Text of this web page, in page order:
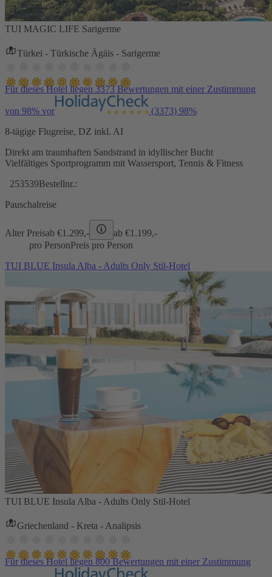
TUI MAGIC LIFE Sarigerme
Türkei - Türkische Ägäis - Sarigerme
Für dieses Hotel liegen 3373 Bewertungen mit einer Zustimmung
von 98% vor (3373) 98%
8-tägige Flugreise, DZ inkl. AI
Direkt am traumhaften Sandstrand in idyllischer Bucht
Vielfältiges Sportprogramm mit Wassersport, Tennis & Fitness
253539Bestellnr.:
Pauschalreise
Alter Preisab €1.299,- ab €1.199,-
pro PersonPreis pro Person
TUI BLUE Insula Alba - Adults Only Stil-Hotel
TUI BLUE Insula Alba - Adults Only Stil-Hotel
Griechenland - Kreta - Analipsis
Für dieses Hotel liegen 800 Bewertungen mit einer Zustimmung